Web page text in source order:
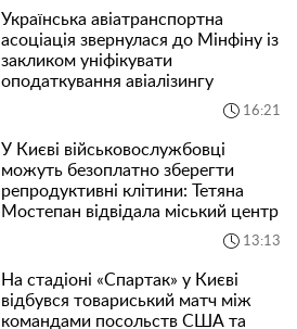
16:21
Українська авіатранспортна
асоціація звернулася до Мінфіну із
закликом уніфікувати
оподаткування авіалізингу
13:13
У Києві військовослужбовці
можуть безоплатно зберегти
репродуктивні клітини: Тетяна
Мостепан відвідала міський центр
На стадіоні «Спартак» у Києві
відбувся товариський матч між
командами посольств США та